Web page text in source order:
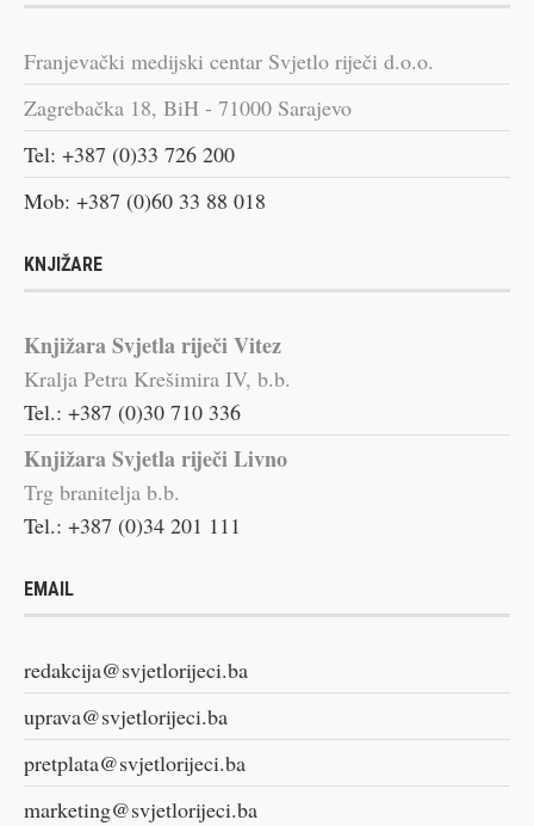
Franjevački medijski centar Svjetlo riječi d.o.o.
Zagrebačka 18, BiH - 71000 Sarajevo
Tel: +387 (0)33 726 200
Mob: +387 (0)60 33 88 018
KNJIŽARE
Knjižara Svjetla riječi Vitez
Kralja Petra Krešimira IV, b.b.
Tel.: +387 (0)30 710 336
Knjižara Svjetla riječi Livno
Trg branitelja b.b.
Tel.: +387 (0)34 201 111
EMAIL
redakcija@svjetlorijeci.ba
uprava@svjetlorijeci.ba
pretplata@svjetlorijeci.ba
marketing@svjetlorijeci.ba